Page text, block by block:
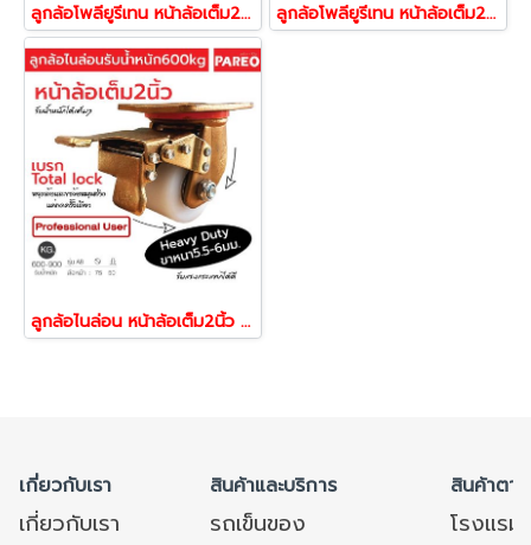
ลูกล้อโพลียูรีเทน หน้าล้อเต็ม2นิ้ว ขาเหล็กหนา5.5-6มม.รับน้ำหนัก600กก.แป้นหมุน รุ่นA8 ยี่ห้อ PAREO 38615 ลูกล้อโพลียูรีเทน หน้าล้อเต็ม2นิ้ว ขาเหล็กหนา 5.5-6 มม.รับน้ำหนัก600กก.แป้นตาย รุ่นA8 ยี่ห้อ PAREO 38646
ลูกล้อไนล่อน หน้าล้อเต็ม2นิ้ว น้ำหนัก600กก.แป้นเบรก รุ่นA8 ยี่ห้อ PAREO 38769
เกี่ยวกับเรา สินค้าและบริการ สินค้าตา
เกี่ยวกับเรา รถเข็นของ
โรงแร